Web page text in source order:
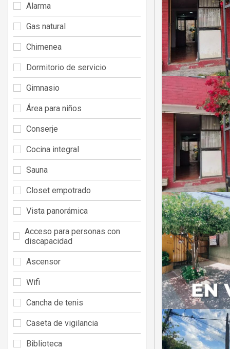
Alarma
Gas natural
Chimenea
Dormitorio de servicio
Gimnasio
Área para niños
Conserje
Cocina integral
Sauna
Closet empotrado
Vista panorámica
Acceso para personas con
discapacidad
Ascensor
Wifi
Cancha de tenis
Caseta de vigilancia
Biblioteca